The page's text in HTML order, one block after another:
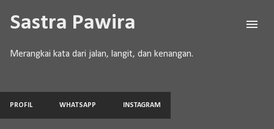
Langsung ke konten utama
Sastra Pawira
Merangkai kata dari jalan, langit, dan kenangan.
PROFIL WHATSAPP INSTAGRAM